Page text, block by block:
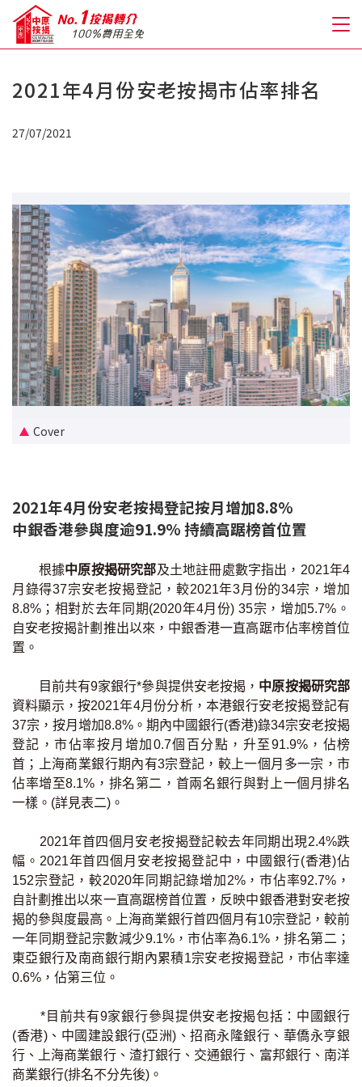
關於我們
免費房貸轉介服務
免費開戶轉介服務
私人貸款
優惠禮遇
新盤優越按揭優惠
中原按揭標籤優惠
按揭工具
按揭計算
轉按計算
置業預算
工商舖按揭計算
印花稅計算
免費物業估價
按揭全面睇
新聞/研究
公司動態
按市新聞
統計數據庫
按揭快趣智識
2021年4月份安老按揭市佔率排名
27/07/2021
Cover
2021年4月份安老按揭登記按月增加8.8%
中銀香港參與度逾91.9% 持續高踞榜首位置
根據中原按揭研究部及土地註冊處數字指出，2021年4
月錄得37宗安老按揭登記，較2021年3月份的34宗，增加
8.8%；相對於去年同期(2020年4月份) 35宗，增加5.7%。
自安老按揭計劃推出以來，中銀香港一直高踞巿佔率榜首位
置。
目前共有9家銀行*參與提供安老按揭， 中原按揭研究部
資料顯示，按2021年4月份分析，本港銀行安老按揭登記有
37宗，按月增加8.8%。期內中國銀行(香港)錄34宗安老按揭
登記，市佔率按月增加0.7個百分點，升至91.9%，佔榜
首；上海商業銀行期內有3宗登記，較上一個月多一宗，市
佔率增至8.1%，排名第二，首兩名銀行與對上一個月排名
一樣。(詳見表二)。
2021年首四個月安老按揭登記較去年同期出現2.4%跌
幅。2021年首四個月安老按揭登記中，中國銀行(香港)佔
152宗登記，較2020年同期記錄增加2%，巿佔率92.7%，
自計劃推出以來一直高踞榜首位置，反映中銀香港對安老按
揭的參與度最高。上海商業銀行首四個月有10宗登記，較前
一年同期登記宗數減少9.1%，市佔率為6.1%，排名第二；
東亞銀行及南商銀行期內累積1宗安老按揭登記，巿佔率達
0.6%，佔第三位。
*目前共有9家銀行參與提供安老按揭包括：中國銀行
(香港)、中國建設銀行(亞洲)、招商永隆銀行、華僑永亨銀
行、上海商業銀行、渣打銀行、交通銀行、富邦銀行、南洋
商業銀行(排名不分先後)。